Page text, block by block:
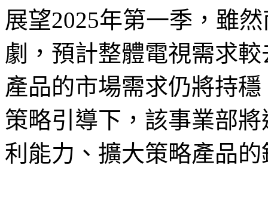
展望2025年第一季，雖
劇，預計整體電視需求
產品的市場需求仍將持
策略引導下，該事業部
利能力、擴大策略產品的